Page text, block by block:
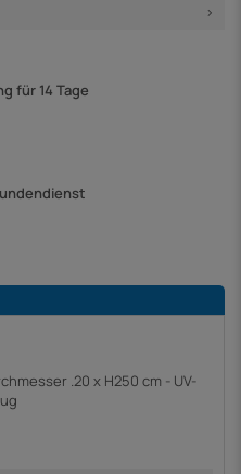
für 14 Tage
.20 x H250 cm - UV-